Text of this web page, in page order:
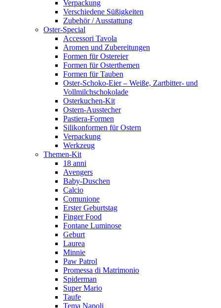
Verpackung
Verschiedene Süßigkeiten
Zubehör / Ausstattung
Oster-Special
Accessori Tavola
Aromen und Zubereitungen
Formen für Ostereier
Formen für Osterthemen
Formen für Tauben
Oster-Schoko-Eier – Weiße, Zartbitter- und
Vollmilchschokolade
Osterkuchen-Kit
Ostern-Ausstecher
Pastiera-Formen
Silikonformen für Ostern
Verpackung
Werkzeug
Themen-Kit
18 anni
Avengers
Baby-Duschen
Calcio
Comunione
Erster Geburtstag
Finger Food
Fontane Luminose
Geburt
Laurea
Minnie
Paw Patrol
Promessa di Matrimonio
Spiderman
Super Mario
Taufe
Tema Napoli